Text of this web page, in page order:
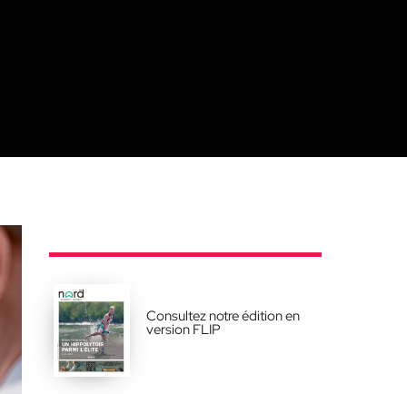
Consultez notre édition en
version FLIP